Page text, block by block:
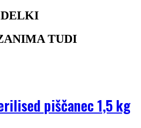
TUDI
piščanec 1,5 kg